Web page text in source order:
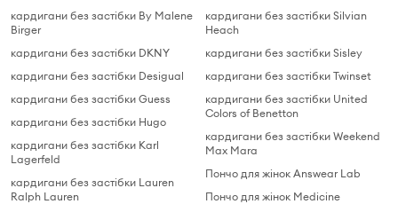
кардигани без застібки By Malene
Birger
кардигани без застібки DKNY
кардигани без застібки Desigual
кардигани без застібки Guess
кардигани без застібки Hugo
кардигани без застібки Karl
Lagerfeld
кардигани без застібки Lauren
Ralph Lauren
кардигани без застібки Silvian
Heach
кардигани без застібки Sisley
кардигани без застібки Twinset
кардигани без застібки United
Colors of Benetton
кардигани без застібки Weekend
Max Mara
Пончо для жінок Answear Lab
Пончо для жінок Medicine